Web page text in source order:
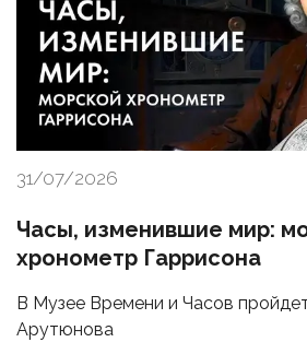
31/07/2026
Часы, изменившие мир:
хронометр Гаррисона
В Музее Времени и Часов
Арутюнова